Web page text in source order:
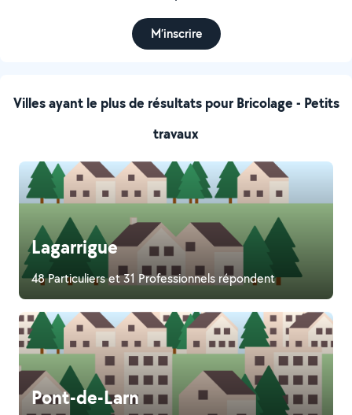
Villes ayant le plus de résultats pour Bricolage - Petits
travaux
Lagarrigue
48 Particuliers et 31 Professionnels répondent
Pont-de-Larn
M’inscrire